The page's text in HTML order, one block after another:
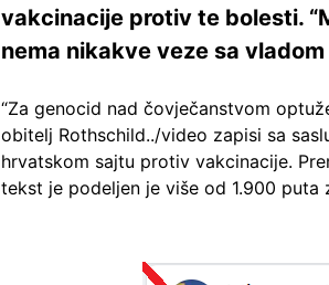
vakcinacije protiv te bolesti.
nema nikakve veze sa
“Za genocid nad čovječanstvom
obitelj Rothschild../video zapisi sa
hrvatskom sajtu protiv vakcinacije.
tekst je podeljen je više od 1.900 puta